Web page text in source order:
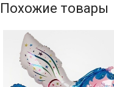
Похожие товары